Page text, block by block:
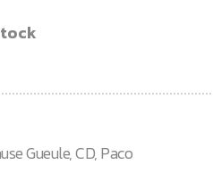
Gueule,CD,Paco